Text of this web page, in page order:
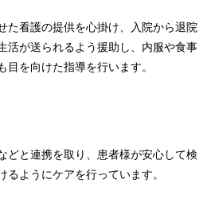
た看護の提供を心掛け、入院から退院
活が送られるよう援助し、内服や食事
を向けた指導を行います。
どと連携を取り、患者様が安心して検
るようにケアを行っています。